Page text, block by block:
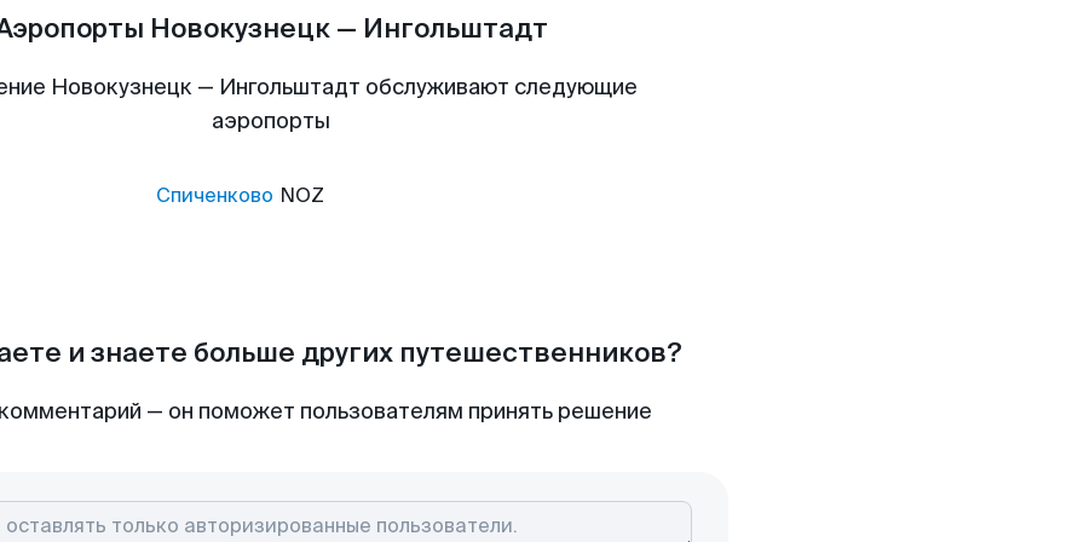
Новокузнецк — Ингольштадт
Новокузнецк — Ингольштадт обслуживают следующие
аэропорты
Спиченково NOZ
и знаете больше других путешественников?
— он поможет пользователям принять решение